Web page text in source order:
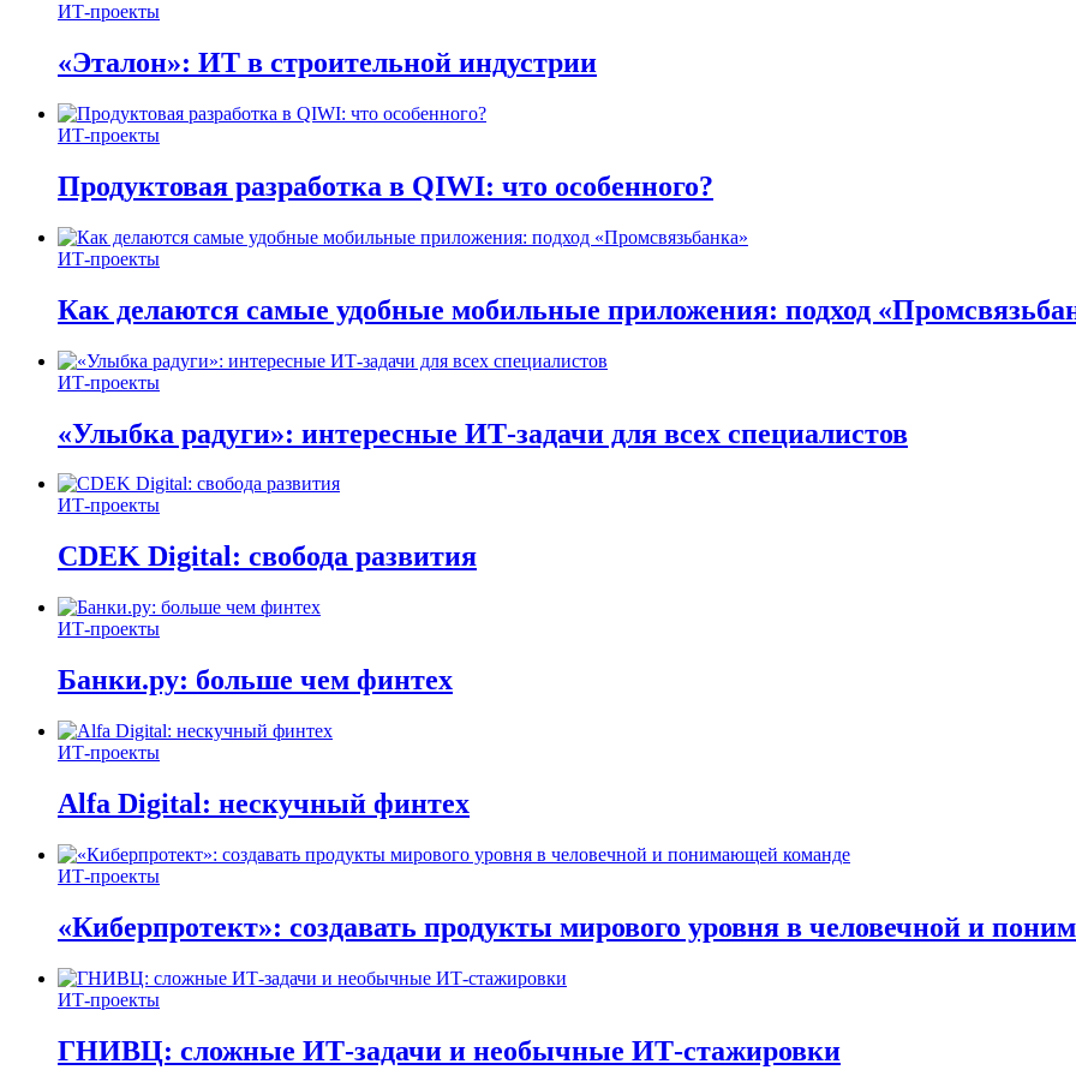
ИТ-проекты
«Эталон»: ИТ в строительной индустрии
ИТ-проекты
Продуктовая разработка в QIWI: что особенного?
ИТ-проекты
Как делаются самые удобные мобильные приложения: подход
ИТ-проекты
«Улыбка радуги»: интересные ИТ-задачи для всех специалистов
ИТ-проекты
CDEK Digital: свобода развития
ИТ-проекты
Банки.ру: больше чем финтех
ИТ-проекты
Alfa Digital: нескучный финтех
ИТ-проекты
«Киберпротект»: создавать продукты мирового уровня в человечной и
ИТ-проекты
ГНИВЦ: сложные ИТ‑задачи и необычные ИТ‑стажировки